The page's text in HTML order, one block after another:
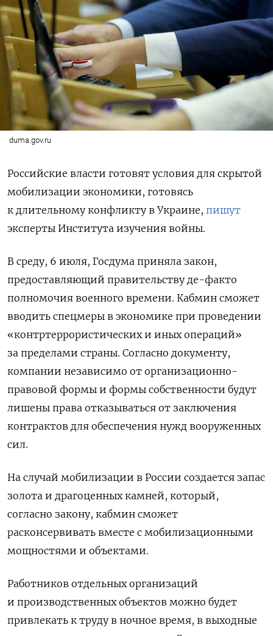
duma.gov.ru
Российские власти готовят условия для скрытой
мобилизации экономики, готовясь
к длительному конфликту в Украине, пишут
эксперты Института изучения войны.
В среду, 6 июля, Госдума приняла закон,
предоставляющий правительству де-факто
полномочия военного времени. Кабмин сможет
вводить спецмеры в экономике при проведении
«контртеррористических и иных операций»
за пределами страны. Согласно документу,
компании независимо от организационно-
правовой формы и формы собственности будут
лишены права отказываться от заключения
контрактов для обеспечения нужд вооруженных
сил.
На случай мобилизации в России создается запас
золота и драгоценных камней, который,
согласно закону, кабмин сможет
расконсервивать вместе с мобилизационными
мощностями и объектами.
Работников отдельных организаций
и производственных объектов можно будет
привлекать к труду в ночное время, в выходные